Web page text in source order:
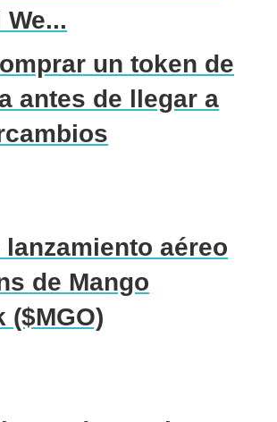
un token de
antes de llegar a
lanzamiento aéreo
de Mango
($MGO)